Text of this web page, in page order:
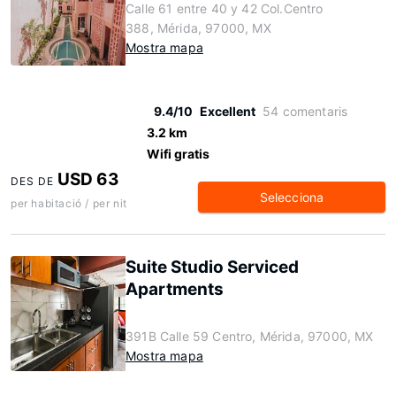
Calle 61 entre 40 y 42 Col.Centro
388, Mérida, 97000, MX
Mostra mapa
9.4/10 Excellent 54 comentaris
3.2 km
Wifi gratis
DES DE USD 63
per habitació / per nit Selecciona
Suite Studio Serviced
Apartments
391B Calle 59 Centro, Mérida, 97000, MX
Mostra mapa